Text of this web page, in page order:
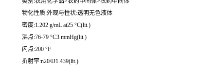
物化性质:外观与性状:透明无色液体
密度:1.202 g/mL at25 °C(lit.)
沸点:76-79 °C3 mmHg(lit.)
闪点:200 °F
折射率:n20/D1.439(lit.)